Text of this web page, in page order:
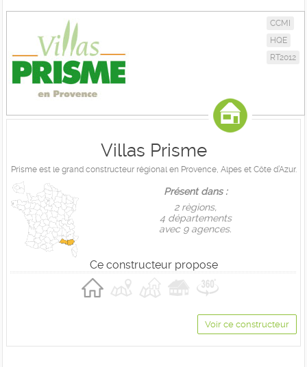
CCMI
HQE
RT2012
Villas Prisme
Prisme est le grand constructeur régional en Provence, Alpes et Côte d’Azur.
Présent dans :
2 règions,
4 départements
avec 9 agences.
Ce constructeur propose
Voir ce constructeur